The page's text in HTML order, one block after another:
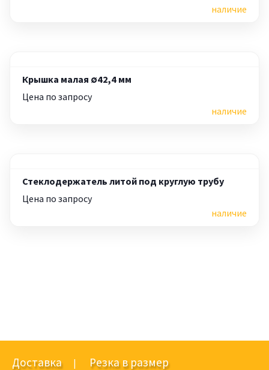
наличие
Крышка малая ∅42,4 мм
Цена по запросу
наличие
Стеклодержатель литой под круглую трубу
Цена по запросу
наличие
Доставка| Резка в размер